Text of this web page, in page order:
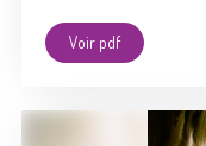
Voir pdf